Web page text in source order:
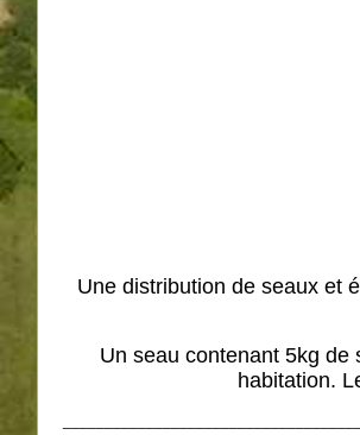
Une distribution de seaux et
Un seau contenant 5kg
habitation.